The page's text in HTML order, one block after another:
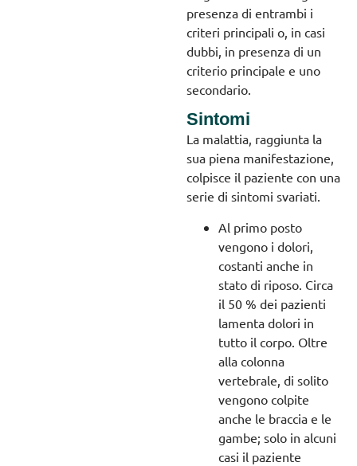
presenza di entrambi i
criteri principali o, in casi
dubbi, in presenza di un
criterio principale e uno
secondario.
Sintomi
La malattia, raggiunta la
sua piena manifestazione,
colpisce il paziente con una
serie di sintomi svariati.
Al primo posto
vengono i dolori,
costanti anche in
stato di riposo. Circa
il 50 % dei pazienti
lamenta dolori in
tutto il corpo. Oltre
alla colonna
vertebrale, di solito
vengono colpite
anche le braccia e le
gambe; solo in alcuni
casi il paziente